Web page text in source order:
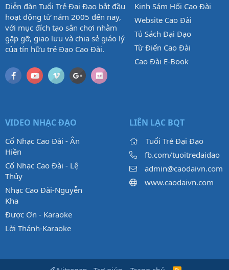
Diễn đàn Tuổi Trẻ Đại Đạo bắt đầu
hoạt động từ năm 2005 đến nay,
với mục đích tạo sân chơi nhằm
gặp gỡ, giao lưu và chia sẻ giáo lý
của tín hữu trẻ Đạo Cao Đài.
Kinh Sám Hối Cao Đài
Website Cao Đài
Tủ Sách Đại Đạo
Từ Điển Cao Đài
Cao Đài E-Book
VIDEO NHẠC ĐẠO
Cổ Nhạc Cao Đài - Ân
Hiền
Cổ Nhạc Cao Đài - Lệ
Thủy
Nhạc Cao Đài-Nguyễn
Kha
Được Ơn - Karaoke
Lời Thánh-Karaoke
LIÊN LẠC BQT
Tuổi Trẻ Đại Đạo
fb.com/tuoitredaidao
admin@caodaivn.com
www.caodaivn.com